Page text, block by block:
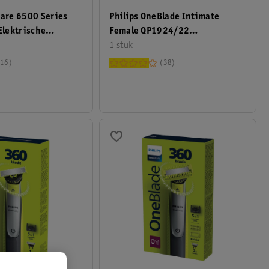
6500 Series
16
Philips OneBlade Intimate
Female QP1924/22
Scheerapparaat En Trimmer
1 stuk
38